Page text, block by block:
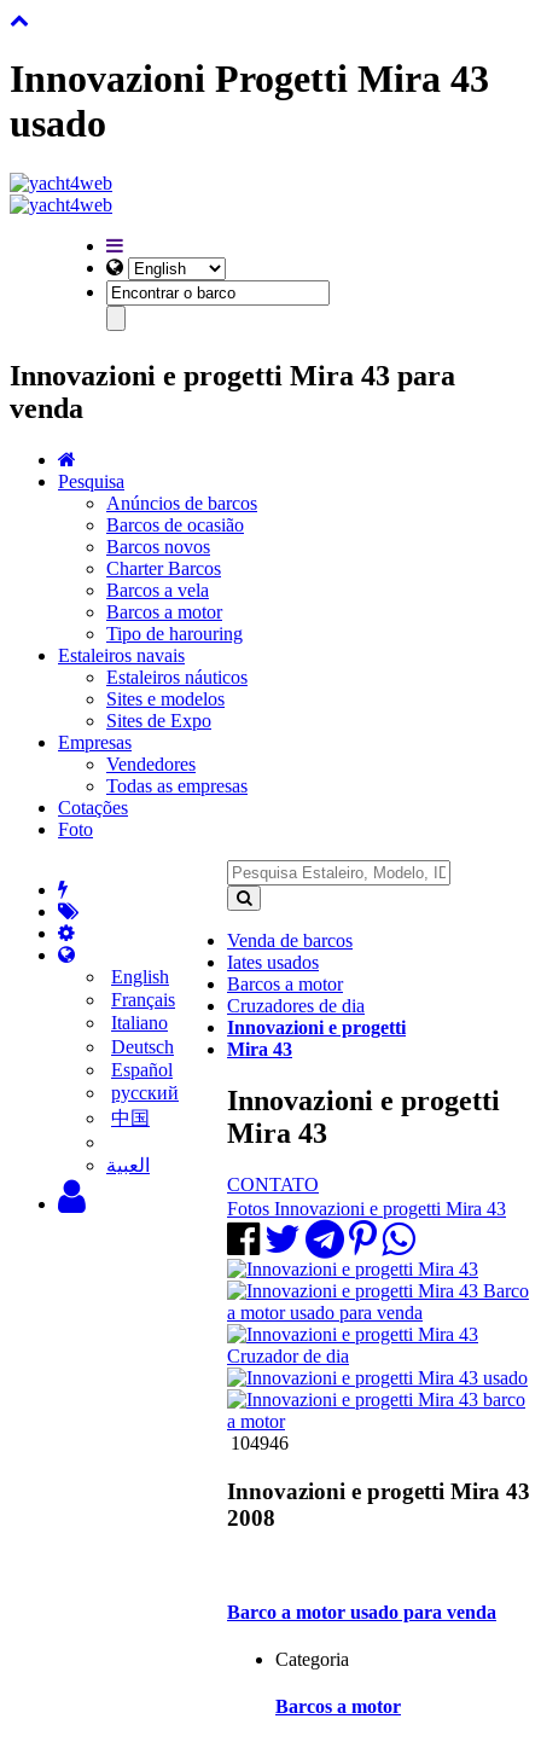
Innovazioni Progetti Mira 43
usado
Innovazioni e progetti Mira 43 para
venda
Pesquisa
Anúncios de barcos
Barcos de ocasião
Barcos novos
Charter Barcos
Barcos a vela
Barcos a motor
Tipo de harouring
Estaleiros navais
Estaleiros náuticos
Sites e modelos
Sites de Expo
Empresas
Vendedores
Todas as empresas
Cotações
Foto
English
Français
Italiano
Deutsch
Español
русский
中国
‫العبية
Venda de barcos
Iates usados
Barcos a motor
Cruzadores de dia
Innovazioni e progetti
Mira 43
Innovazioni e progetti
Mira 43
CONTATO
Fotos Innovazioni e progetti Mira 43
104946
Innovazioni e progetti Mira 43
2008
Barco a motor usado para venda
Categoria
Barcos a motor